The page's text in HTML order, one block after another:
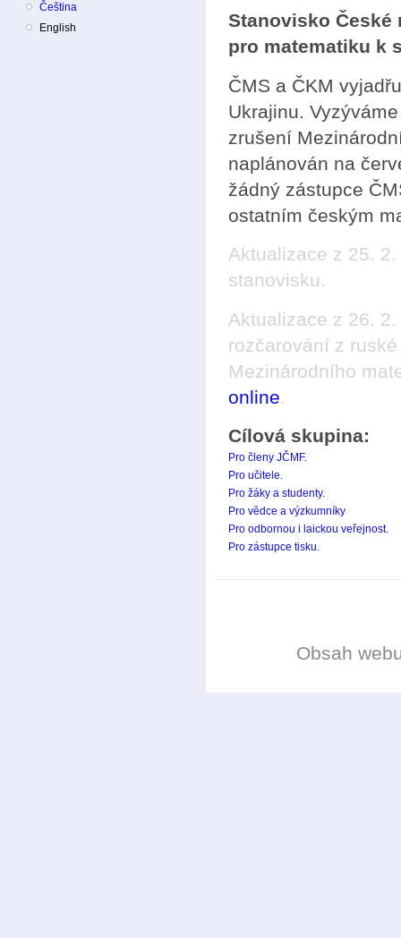
Čeština
English
Stanovisko České
pro matematiku k
ČMS a ČKM
Ukrajinu.
zrušení
naplánován na
žádný zástupce
ostatním českým
Aktualizace z 25.
stanovisku.
Aktualizace z 26.
rozčarování z
Mezinárodního
online.
Cílová skupina:
Pro členy JČMF.
Pro učitele.
Pro žáky a studenty.
Pro vědce a výzkumníky
Pro odbornou i laickou veřejnost.
Pro zástupce tisku.
Obsah